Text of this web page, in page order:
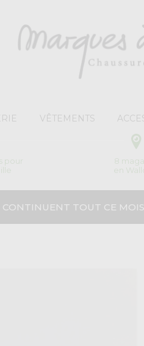
VÊTEMENTS
pour
8
en
CONTINUENT TOUT CE